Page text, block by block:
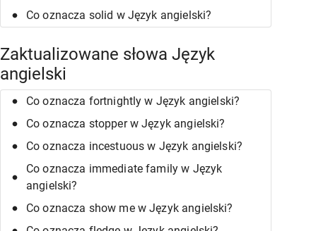
Co oznacza solid w Język angielski?
Zaktualizowane słowa Język
angielski
Co oznacza fortnightly w Język angielski?
Co oznacza stopper w Język angielski?
Co oznacza incestuous w Język angielski?
Co oznacza immediate family w Język
angielski?
Co oznacza show me w Język angielski?